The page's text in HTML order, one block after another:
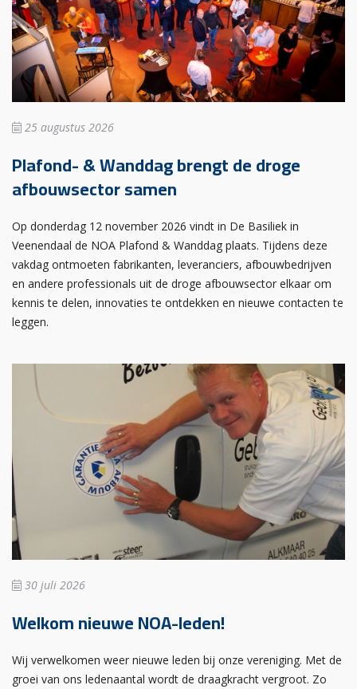
25 augustus 2026
Plafond- & Wanddag brengt de droge
afbouwsector samen
Op donderdag 12 november 2026 vindt in De Basiliek in
Veenendaal de NOA Plafond & Wanddag plaats. Tijdens deze
vakdag ontmoeten fabrikanten, leveranciers, afbouwbedrijven
en andere professionals uit de droge afbouwsector elkaar om
kennis te delen, innovaties te ontdekken en nieuwe contacten te
leggen.
30 juli 2026
Welkom nieuwe NOA-leden!
Wij verwelkomen weer nieuwe leden bij onze vereniging. Met de
groei van ons ledenaantal wordt de draagkracht vergroot. Zo